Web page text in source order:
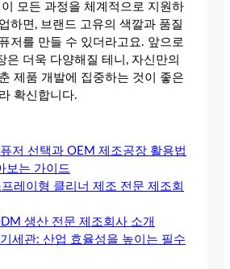
모든 과정을 체계적으로 지원하
하면, 브랜드 고유의 색깔과 품질
저를 만들 수 있더라고요. 앞으로
은 더욱 다양해질 테니, 자신만의
제품 개발에 집중하는 것이 좋은
확신합니다.
저 선택과 OEM 제조공장 활용법
보는 가이드
레이형 클리너 제조 전문 제조회
생산 전문 제조회사 소개
세관: 산업 효율성을 높이는 필수